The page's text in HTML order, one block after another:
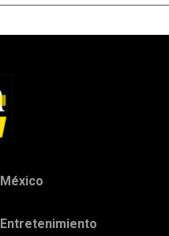
México
Entretenimiento